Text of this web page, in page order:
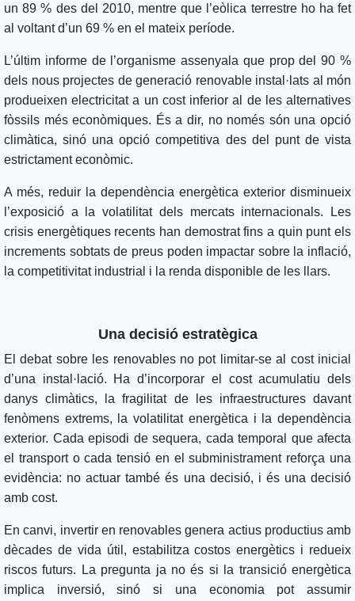
un 89 % des del 2010, mentre que l’eòlica terrestre ho ha fet
al voltant d’un 69 % en el mateix període.
L’últim informe de l’organisme assenyala que prop del 90 %
dels nous projectes de generació renovable instal·lats al món
produeixen electricitat a un cost inferior al de les alternatives
fòssils més econòmiques. És a dir, no només són una opció
climàtica, sinó una opció competitiva des del punt de vista
estrictament econòmic.
A més, reduir la dependència energètica exterior disminueix
l’exposició a la volatilitat dels mercats internacionals. Les
crisis energètiques recents han demostrat fins a quin punt els
increments sobtats de preus poden impactar sobre la inflació,
la competitivitat industrial i la renda disponible de les llars.
Una decisió estratègica
El debat sobre les renovables no pot limitar-se al cost inicial
d’una instal·lació. Ha d’incorporar el cost acumulatiu dels
danys climàtics, la fragilitat de les infraestructures davant
fenòmens extrems, la volatilitat energètica i la dependència
exterior. Cada episodi de sequera, cada temporal que afecta
el transport o cada tensió en el subministrament reforça una
evidència: no actuar també és una decisió, i és una decisió
amb cost.
En canvi, invertir en renovables genera actius productius amb
dècades de vida útil, estabilitza costos energètics i redueix
riscos futurs. La pregunta ja no és si la transició energètica
implica inversió, sinó si una economia pot assumir